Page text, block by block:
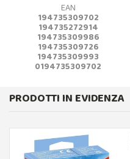
EAN
194735309702
194735272914
194735309986
194735309726
194735309993
0194735309702
PRODOTTI IN EVIDENZA